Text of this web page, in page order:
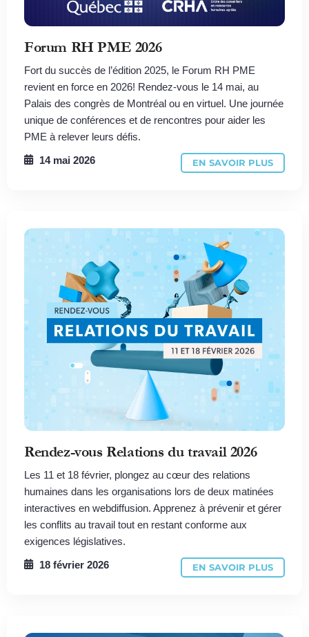
Forum RH PME 2026
Fort du succès de l’édition 2025, le Forum RH PME
revient en force en 2026! Rendez-vous le 14 mai, au
Palais des congrès de Montréal ou en virtuel. Une journée
unique de conférences et de rencontres pour aider les
PME à relever leurs défis.
14 mai 2026
EN SAVOIR PLUS
Rendez-vous Relations du travail 2026
Les 11 et 18 février, plongez au cœur des relations
humaines dans les organisations lors de deux matinées
interactives en webdiffusion. Apprenez à prévenir et gérer
les conflits au travail tout en restant conforme aux
exigences législatives.
18 février 2026
EN SAVOIR PLUS